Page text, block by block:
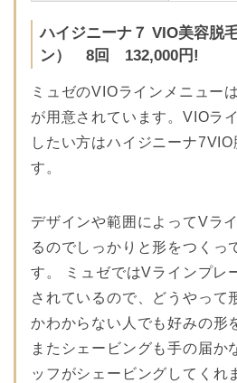
ハイジニーナ７ VIO美容脱
ン） 8回 132,000円!
ミュゼのVIOラインメニュー
が用意されています。VIOラ
したい方はハイジニーナ
す。
デザインや範囲によってVラ
るのでしっかりと形をつくっ
す。 ミュゼではVラインプレ
されているので、どうやって
かわからない人でも好みの形
またシェービングも手の届か
ッフがシェービングしてくれ